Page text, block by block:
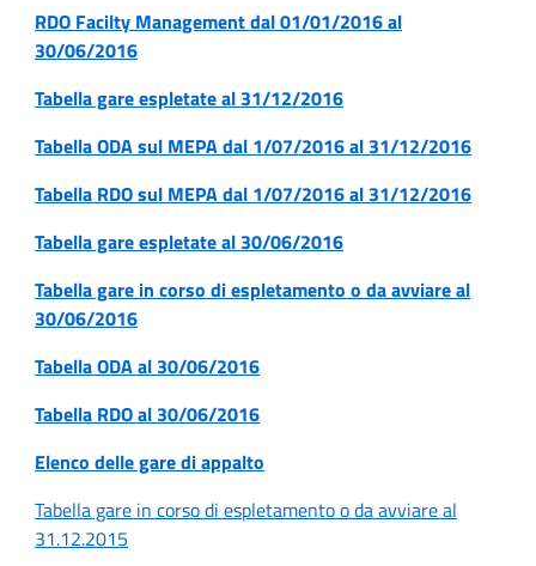
RDO Facilty Management dal 01/01/2016 al
30/06/2016
Tabella gare espletate al 31/12/2016
Tabella ODA sul MEPA dal 1/07/2016 al 31/12/2016
Tabella RDO sul MEPA dal 1/07/2016 al 31/12/2016
Tabella gare espletate al 30/06/2016
Tabella gare in corso di espletamento o da avviare al
30/06/2016
Tabella ODA al 30/06/2016
Tabella RDO al 30/06/2016
Elenco delle gare di appalto
Tabella gare in corso di espletamento o da avviare al
31.12.2015